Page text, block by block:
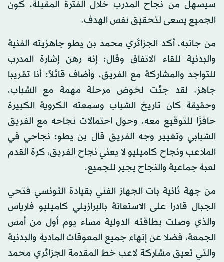
سيسهل من نجاح المدرب خلال الفترة المقبلة، كون
الجميع يسعى لتحقيق نفس الهدف.
من جانبه، أكد الجزائري محمد بن يطو جاهزيته الفنية
والبدنية للقاء الاتفاق وقال: إنه رهن إشارة المدرب
للتواجد والمشاركة مع الفريق، وأضاف قائلاً: أنا تقريبا
جاهز. لقد جئت لخوض مرحلة مهمة مع الشباب،
وحقيقة كان تاريخ الشباب وسمعته الكروية الكبيرة
حافزًا للتوقيع معه. وحول احتمالات نجاحه مع الفريق
الشبابي وتغيير وجه الفريق قال بن يطو: نجاحي في
الملاعب ونجاح كاميليو لا يعني نجاح الفريق، كرة القدم
لعبة جماعية والنجاح يجير للجميع.
من جهة ثانية بات الجهاز الفني بقيادة التونسي فتحي
الجبال قادرا على الاستعانة بالبرازيلي كاميليو فارياس
والذي وصلت بطاقته الدولية مساء يوم أول من أمس
الجمعة، فضلا عن إنهاء جميع المعوقات المادية والبدنية
والتي تعيق مشاركة لاعب خط المقدمة الجزائري محمد